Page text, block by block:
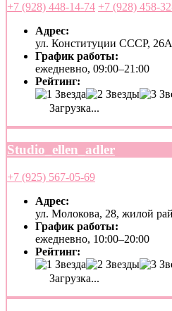
+7 (928) 448-14-74 +7 (928) 458-
Адрес:
ул. Конституции СССР, 26А
График работы:
ежедневно, 09:00–21:00
Рейтинг:
Загрузка...
Studio_ellen_adler
+7 (925) 567-05-69
Адрес:
ул. Молокова, 28, жилой
График работы:
ежедневно, 10:00–20:00
Рейтинг:
Загрузка...